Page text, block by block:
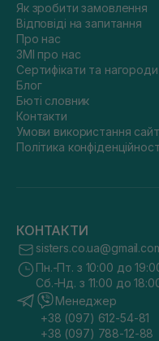
Як зробити замовлення
Відповіді на запитання
Про нас
ЗМІ про нас
Сертифікати та нагороди
Блог
Бюті словник
Контакти
Умови використання
Політика
КОНТАКТИ
Пн.-Пт. з 10:00 до
Сб.-Нд. з 11:00 до
Менеджер
+38 (097) 612-54-81
+38 (097) 788-12-88